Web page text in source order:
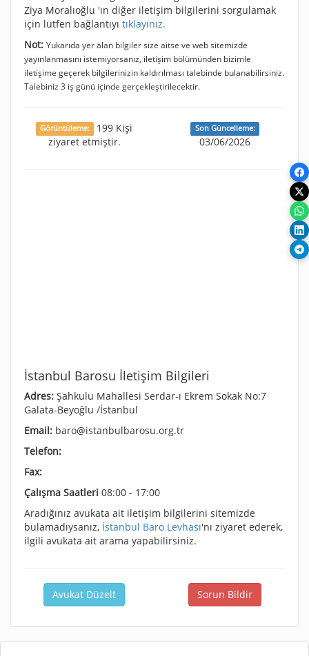
Ziya Moralıoğlu 'ın diğer iletişim bilgilerini sorgulamak
için lütfen bağlantıyı tıklayınız.
Not: Yukarıda yer alan bilgiler size aitse ve web sitemizde
yayınlanmasını istemiyorsanız, iletişim bölümünden bizimle
iletişime geçerek bilgilerinizin kaldırılması talebinde bulanabilirsiniz.
Talebiniz 3 iş günü içinde gerçekleştirilecektir.
Görüntüleme:
199 Kişi
ziyaret etmiştir.
Son Güncelleme:
03/06/2026
İstanbul Barosu İletişim Bilgileri
Adres: Şahkulu Mahallesi Serdar-ı Ekrem Sokak No:7
Galata-Beyoğlu /İstanbul
Email: baro@istanbulbarosu.org.tr
Telefon:
Fax:
Çalışma Saatleri 08:00 - 17:00
Aradığınız avukata ait iletişim bilgilerini sitemizde
bulamadıysanız, İstanbul Baro Levhası'nı ziyaret ederek,
ilgili avukata ait arama yapabilirsiniz.
Avukat Düzelt Sorun Bildir